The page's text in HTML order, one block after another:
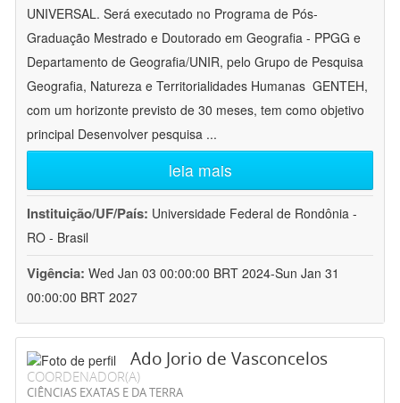
UNIVERSAL. Será executado no Programa de Pós-
Graduação Mestrado e Doutorado em Geografia - PPGG e
Departamento de Geografia/UNIR, pelo Grupo de Pesquisa
Geografia, Natureza e Territorialidades Humanas  GENTEH,
com um horizonte previsto de 30 meses, tem como objetivo
principal Desenvolver pesquisa ...
leia mais
Instituição/UF/País: Universidade Federal de Rondônia -
RO - Brasil
Vigência: Wed Jan 03 00:00:00 BRT 2024-Sun Jan 31
00:00:00 BRT 2027
Ado Jorio de Vasconcelos
COORDENADOR(A)
CIÊNCIAS EXATAS E DA TERRA